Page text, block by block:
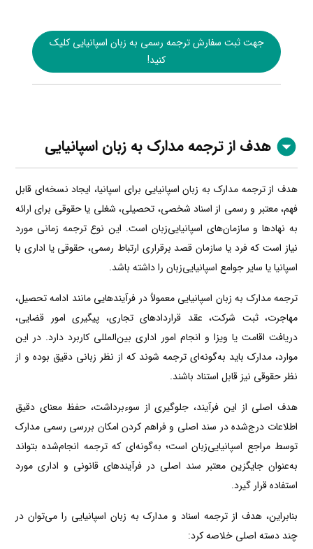
جهت ثبت سفارش ترجمه رسمی به زبان اسپانیایی کلیک
کنید!
هدف از ترجمه مدارک به زبان اسپانیایی
هدف از ترجمه مدارک به زبان اسپانیایی برای اسپانیا، ایجاد نسخه‌ای قابل
فهم، معتبر و رسمی از اسناد شخصی، تحصیلی، شغلی یا حقوقی برای ارائه
به نهادها و سازمان‌های اسپانیایی‌زبان است. این نوع ترجمه زمانی مورد
نیاز است که فرد یا سازمان قصد برقراری ارتباط رسمی، حقوقی یا اداری با
اسپانیا یا سایر جوامع اسپانیایی‌زبان را داشته باشد.
ترجمه مدارک به زبان اسپانیایی معمولاً در فرآیندهایی مانند ادامه تحصیل،
مهاجرت، ثبت شرکت، عقد قراردادهای تجاری، پیگیری امور قضایی،
دریافت اقامت یا ویزا و انجام امور اداری بین‌المللی کاربرد دارد. در این
موارد، مدارک باید به‌گونه‌ای ترجمه شوند که از نظر زبانی دقیق بوده و از
نظر حقوقی نیز قابل استناد باشند.
هدف اصلی از این فرآیند، جلوگیری از سوءبرداشت، حفظ معنای دقیق
اطلاعات درج‌شده در سند اصلی و فراهم کردن امکان بررسی رسمی مدارک
توسط مراجع اسپانیایی‌زبان است؛ به‌گونه‌ای که ترجمه انجام‌شده بتواند
به‌عنوان جایگزین معتبر سند اصلی در فرآیندهای قانونی و اداری مورد
استفاده قرار گیرد.
بنابراین، هدف از ترجمه اسناد و مدارک به زبان اسپانیایی را می‌توان در
چند دسته اصلی خلاصه کرد: